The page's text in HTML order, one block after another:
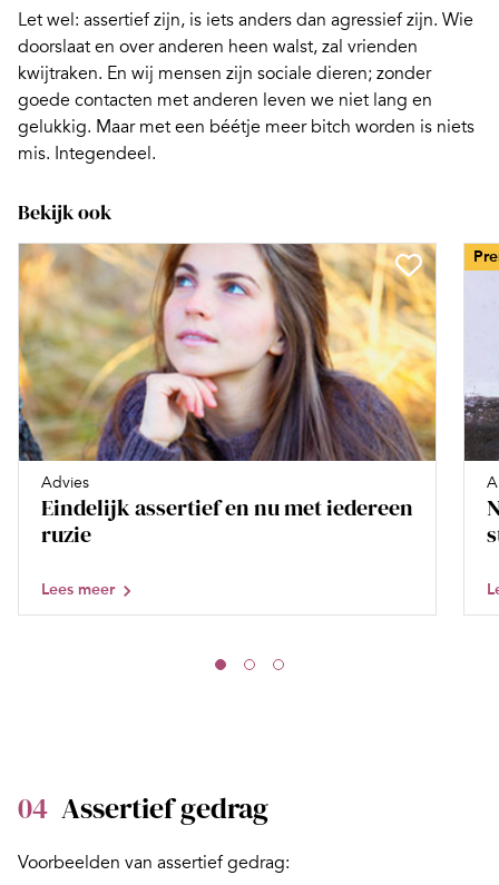
Let wel: assertief zijn, is iets anders dan agressief zijn. Wie
doorslaat en over anderen heen walst, zal vrienden
kwijtraken. En wij mensen zijn sociale dieren; zonder
goede contacten met anderen leven we niet lang en
gelukkig. Maar met een béétje meer bitch worden is niets
mis. Integendeel.
Bekijk ook
Advies
Eindelijk assertief en nu met iedereen
ruzie
Lees meer
04 Assertief gedrag
Voorbeelden van assertief gedrag: